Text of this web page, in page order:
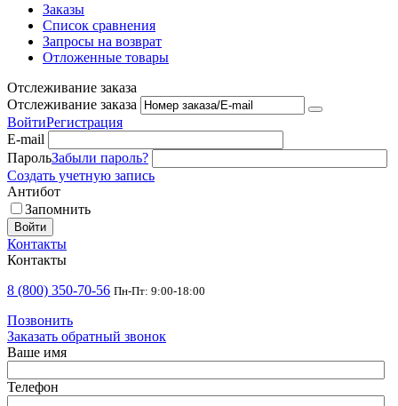
Заказы
Список сравнения
Запросы на возврат
Отложенные товары
Отслеживание заказа
Отслеживание заказа
ВойтиРегистрация
E-mail
ПарольЗабыли пароль?
Создать учетную запись
Антибот
Запомнить
Войти
Контакты
Контакты
8 (800) 350-70-56 Пн-Пт: 9:00-18:00
Позвонить
Заказать обратный звонок
Ваше имя
Телефон